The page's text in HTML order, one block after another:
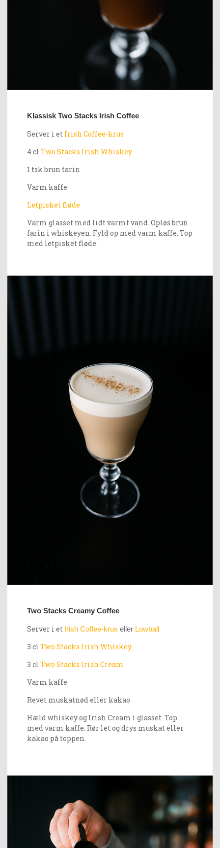
Klassisk Two Stacks Irish Coffee
Server i et Irish Coffee-krus
4 cl Two Stacks Irish Whiskey
1 tsk brun farin
Varm kaffe
Letpisket fløde
Varm glasset med lidt varmt vand. Opløs brun
farin i whiskeyen. Fyld op med varm kaffe. Top
med letpisket fløde.
Two Stacks Creamy Coffee
Server i et Irish Coffee-krus eller Lowball
3 cl Two Stacks Irish Whiskey
3 cl Two Stacks Irish Cream
Varm kaffe
Revet muskatnød eller kakao
Hæld whiskey og Irish Cream i glasset. Top
med varm kaffe. Rør let og drys muskat eller
kakao på toppen.